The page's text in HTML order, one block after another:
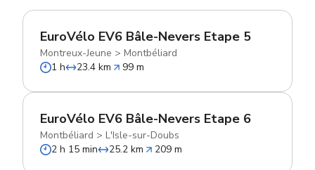
EuroVélo EV6 Bâle-Nevers Etape 5
Montreux-Jeune > Montbéliard
1 h
23.4 km 99 m
EuroVélo EV6 Bâle-Nevers Etape 6
Montbéliard > L'Isle-sur-Doubs
2 h 15 min
25.2 km 209 m